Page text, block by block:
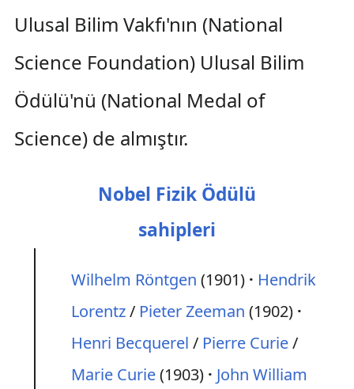
Ulusal Bilim Vakfı'nın (National
Science Foundation) Ulusal Bilim
Ödülü'nü (National Medal of
Science) de almıştır.
Nobel Fizik Ödülü
sahipleri
Wilhelm Röntgen (1901)
Hendrik
Lorentz/ Pieter Zeeman (1902)
Henri Becquerel / Pierre Curie/
Marie Curie(1903)
John William